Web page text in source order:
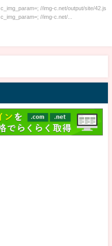
c_img_param=; //img-c.net/output/site/42.js
c_img_param=; //img-c.net/...